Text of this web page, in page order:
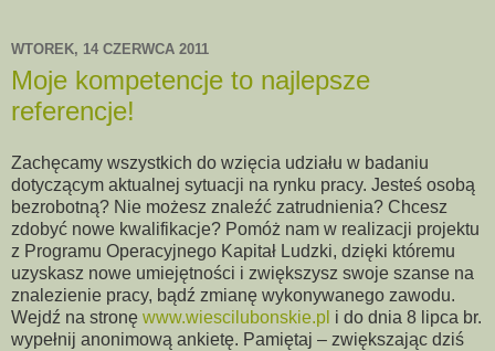
WTOREK, 14 CZERWCA 2011
Moje kompetencje to najlepsze
referencje!
Zachęcamy wszystkich do wzięcia udziału w badaniu
dotyczącym aktualnej sytuacji na rynku pracy. Jesteś osobą
bezrobotną? Nie możesz znaleźć zatrudnienia? Chcesz
zdobyć nowe kwalifikacje? Pomóż nam w realizacji projektu
z Programu Operacyjnego Kapitał Ludzki, dzięki któremu
uzyskasz nowe umiejętności i zwiększysz swoje szanse na
znalezienie pracy, bądź zmianę wykonywanego zawodu.
Wejdź na stronę www.wiescilubonskie.pl i do dnia 8 lipca br.
wypełnij anonimową ankietę. Pamiętaj – zwiększając dziś